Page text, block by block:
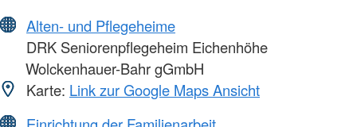
Alten- und Pflegeheime
DRK Seniorenpflegeheim Eichenhöhe
Wolckenhauer-Bahr gGmbH
Karte: Link zur Google Maps Ansicht